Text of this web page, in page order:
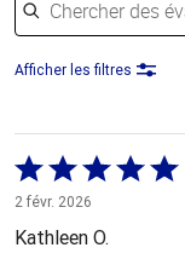
Afficher les filtres
Coté
5 sur
5
2 févr. 2026
Kathleen O.